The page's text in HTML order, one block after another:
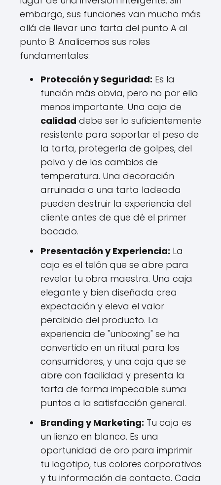
embargo, sus funciones van mucho más
allá de llevar una tarta del punto A al
punto B. Analicemos sus roles
fundamentales:
Protección y Seguridad: Es la
función más obvia, pero no por ello
menos importante. Una caja de
calidad debe ser lo suficientemente
resistente para soportar el peso de
la tarta, protegerla de golpes, del
polvo y de los cambios de
temperatura. Una decoración
arruinada o una tarta ladeada
pueden destruir la experiencia del
cliente antes de que dé el primer
bocado.
Presentación y Experiencia: La
caja es el telón que se abre para
revelar tu obra maestra. Una caja
elegante y bien diseñada crea
expectación y eleva el valor
percibido del producto. La
experiencia de "unboxing" se ha
convertido en un ritual para los
consumidores, y una caja que se
abre con facilidad y presenta la
tarta de forma impecable suma
puntos a la satisfacción general.
Branding y Marketing: Tu caja es
un lienzo en blanco. Es una
oportunidad de oro para imprimir
tu logotipo, tus colores corporativos
y tu información de contacto. Cada